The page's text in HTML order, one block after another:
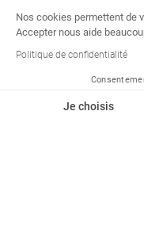
Nos cookies permettent de
Accepter nous aide
Politique de confidentialité
Je choisis